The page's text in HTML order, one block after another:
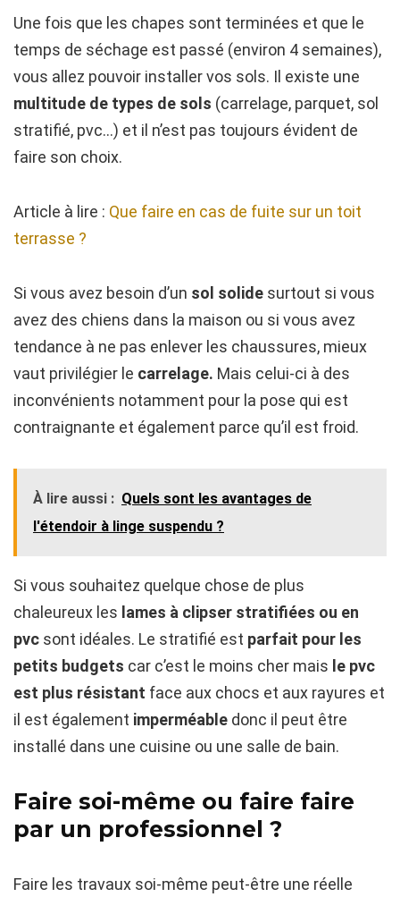
Une fois que les chapes sont terminées et que le
temps de séchage est passé (environ 4 semaines),
vous allez pouvoir installer vos sols. Il existe une
multitude de types de sols (carrelage, parquet, sol
stratifié, pvc…) et il n’est pas toujours évident de
faire son choix.
Article à lire : Que faire en cas de fuite sur un toit
terrasse ?
Si vous avez besoin d’un sol solide surtout si vous
avez des chiens dans la maison ou si vous avez
tendance à ne pas enlever les chaussures, mieux
vaut privilégier le carrelage. Mais celui-ci à des
inconvénients notamment pour la pose qui est
contraignante et également parce qu’il est froid.
À lire aussi : Quels sont les avantages de
l'étendoir à linge suspendu ?
Si vous souhaitez quelque chose de plus
chaleureux les lames à clipser stratifiées ou en
pvc sont idéales. Le stratifié est parfait pour les
petits budgets car c’est le moins cher mais le pvc
est plus résistant face aux chocs et aux rayures et
il est également imperméable donc il peut être
installé dans une cuisine ou une salle de bain.
Faire soi-même ou faire faire
par un professionnel ?
Faire les travaux soi-même peut-être une réelle